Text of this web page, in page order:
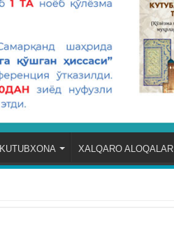
KUTUBXONA XALQARO ALOQALAR